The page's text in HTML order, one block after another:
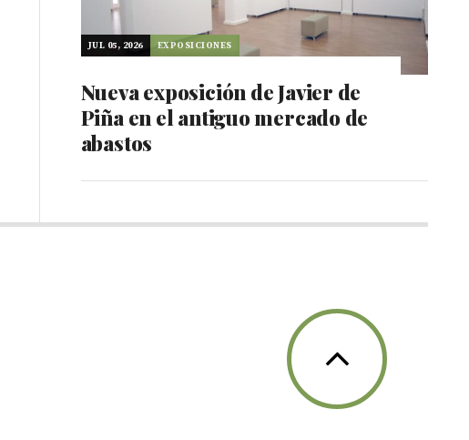
JUL 05, 2026 EXPOSICIONES
Nueva exposición de Javier de
Piña en el antiguo mercado de
abastos